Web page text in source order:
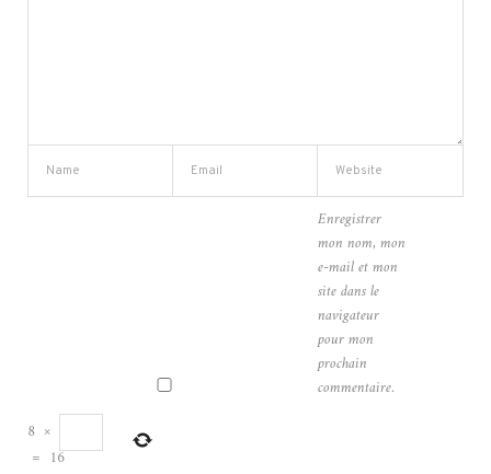
Enregistrer
mon nom, mon
e-mail et mon
site dans le
navigateur
pour mon
prochain
commentaire.
8 ×
= 16